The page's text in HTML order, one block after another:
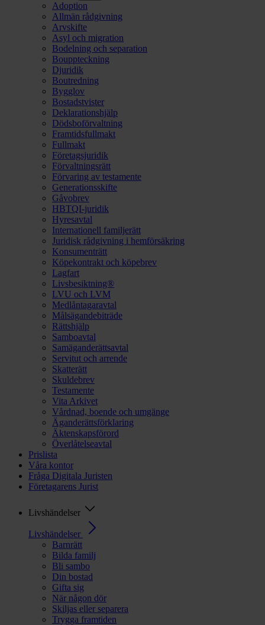
Adoption
Allmän rådgivning
Arvskifte
Asyl och migration
Bodelning och separation
Bouppteckning
Djuridik
Boutredning
Bygglov
Bostadstvister
Deklarationshjälp
Dödsboförvaltning
Framtidsfullmakt
Fullmakt
Företagsjuridik
Förvaltningsrätt
Förvaring av testamente
Generationsskifte
Gåvobrev
HBTQI-juridik
Hyresavtal
Internationell familjerätt
Juridisk rådgivning i hemförsäkring
Konsumenträtt
Köpekontrakt och köpebrev
Lagfart
Livsbesiktning®
LVU och LVM
Medlåntagaravtal
Målsägandebiträde
Rättshjälp
Samboavtal
Samäganderättsavtal
Servitut och arrende
Skatterätt
Skuldebrev
Testamente
Vita Arkivet
Vårdnad, boende och umgänge
Äganderättsförklaring
Äktenskapsförord
Överlåtelseavtal
Prislista
Våra kontor
Fråga Digitala Juristen
Företagarens Jurist
Livshändelser
Livshändelser
Barnrätt
Bilda familj
Bli sambo
Din bostad
Gifta sig
När någon dör
Skiljas eller separera
Trygga framtiden